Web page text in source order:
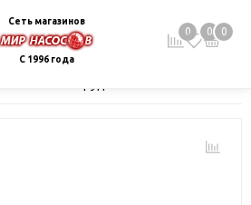
Сеть магазинов
С 1996 года
0 0 0